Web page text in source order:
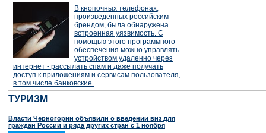
В кнопочных телефонах,
произведенных российским
брендом, была обнаружена
встроенная уязвимость. С
помощью этого программного
обеспечения можно управлять
устройством удаленно через
интернет - рассылать спам и даже получать
доступ к приложениям и сервисам пользователя,
в том числе банковские.
ТУРИЗМ
Власти Черногории объявили о введении виз для
граждан России и ряда других стран с 1 ноября